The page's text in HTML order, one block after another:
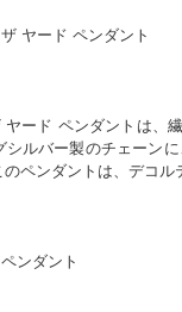
ヤード ペンダント
ード ペンダントは、
シルバー製のチェーン
ペンダントは、デコ
ンダント